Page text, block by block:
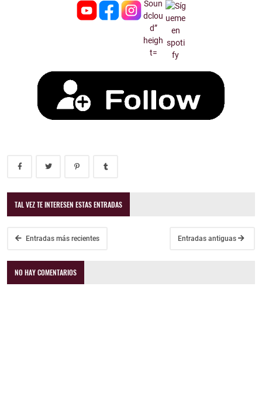
TAL VEZ TE INTERESEN ESTAS ENTRADAS
Entradas más recientes Entradas antiguas
NO HAY COMENTARIOS